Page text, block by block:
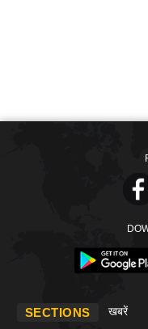
SECTIONS खबरें